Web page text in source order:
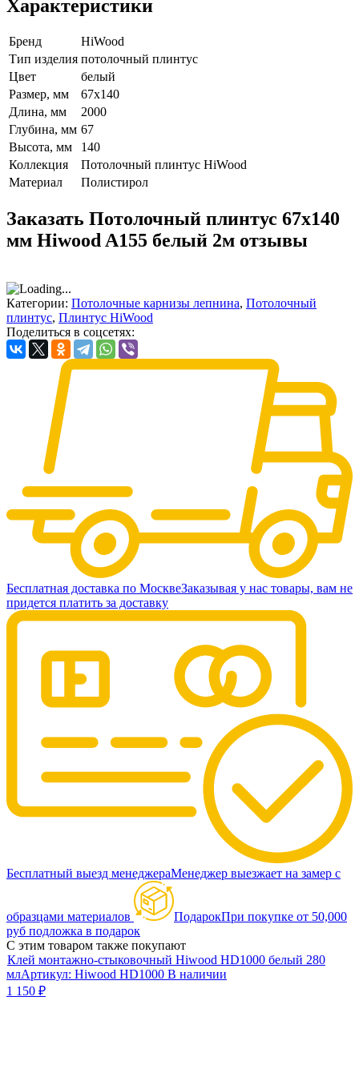
Характеристики
Бренд
HiWood
Тип изделия потолочный плинтус
Цвет
белый
Размер, мм
67х140
Длина, мм
2000
Глубина, мм 67
Высота, мм
140
Коллекция
Потолочный плинтус HiWood
Материал
Полистирол
Заказать Потолочный плинтус 67х140
мм Hiwood A155 белый 2м отзывы
Категории: Потолочные карнизы лепнина, Потолочный
плинтус, Плинтус HiWood
Поделиться в соцсетях:
Бесплатная доставка по МосквеЗаказывая у нас товары, вам не
придется платить за доставку
Бесплатный выезд менеджераМенеджер выезжает на замер с
образцами материалов ПодарокПри покупке от 50,000
руб подложка в подарок
С этим товаром также покупают
Клей монтажно-стыковочный Hiwood HD1000 белый 280
млАртикул: Hiwood HD1000 В наличии
1 150 ₽